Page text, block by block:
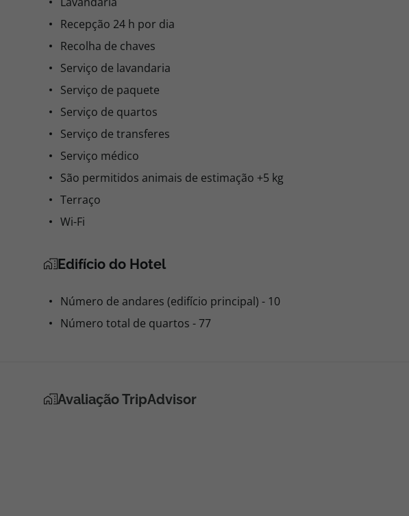
Recepção 24 h por dia
Recolha de chaves
Serviço de lavandaria
Serviço de paquete
Serviço de quartos
Serviço de transferes
Serviço médico
São permitidos animais de estimação +5 kg
Terraço
Wi-Fi
Edifício do Hotel
Número de andares (edifício principal) - 10
Número total de quartos - 77
Avaliação TripAdvisor